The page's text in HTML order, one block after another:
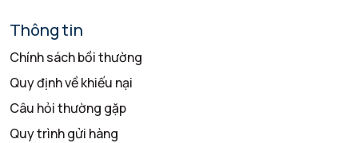
Thông tin
Chính sách bồi thường
Quy định về khiếu nại
Câu hỏi thường gặp
Quy trình gửi hàng